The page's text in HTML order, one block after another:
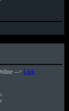
--> Link